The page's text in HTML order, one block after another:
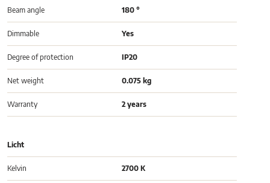
Beam angle 180 °
Dimmable Yes
Degree of protection IP20
Net weight 0.075 kg
Warranty 2 years
Licht
Kelvin 2700 K